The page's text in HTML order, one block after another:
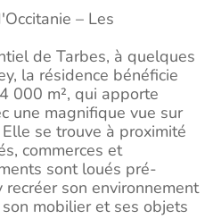
– Les
de Tarbes, à quelques
la résidence bénéficie
000 m², qui apporte
une magnifique vue sur
se trouve à proximité
commerces et
sont loués pré-
son environnement
mobilier et ses objets